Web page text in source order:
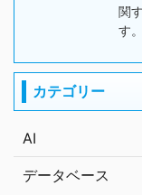
関
す。
カテゴリー
AI
データベース